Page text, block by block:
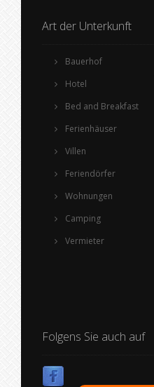
Art der Unterkunft
Bauerhof
Hotel
Bed and Breakfast
Ferienhäuser
Villen
Feriendörfer
Wohnungen
Camping
Vermieter
Folgens Sie auch auf